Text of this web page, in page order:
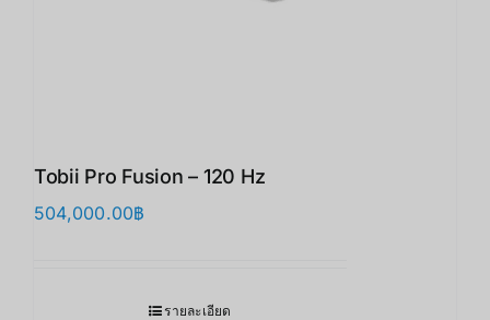
Tobii Pro Fusion – 120 Hz
504,000.00฿
รายละเอียด